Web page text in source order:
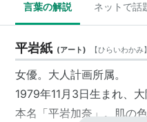
言葉の解説 ネットで話
平岩紙 (アート) 【ひらいわかみ】
女優。大人計画所属。
1979年11月3日生まれ、
本名「平岩加奈」。肌の